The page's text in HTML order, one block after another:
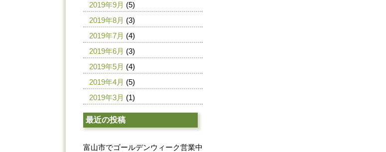
2019年9月 (5)
2019年8月 (3)
2019年7月 (4)
2019年6月 (3)
2019年5月 (4)
2019年4月 (5)
2019年3月 (1)
最近の投稿
富山市でゴールデンウィーク営業中